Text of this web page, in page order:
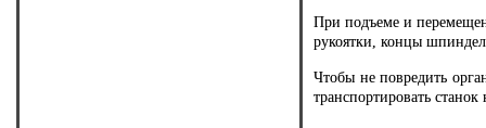
При подъеме и
рукоятки, концы
Чтобы не повредить
транспортировать